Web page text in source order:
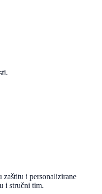
i personalizirane
i stručni tim.